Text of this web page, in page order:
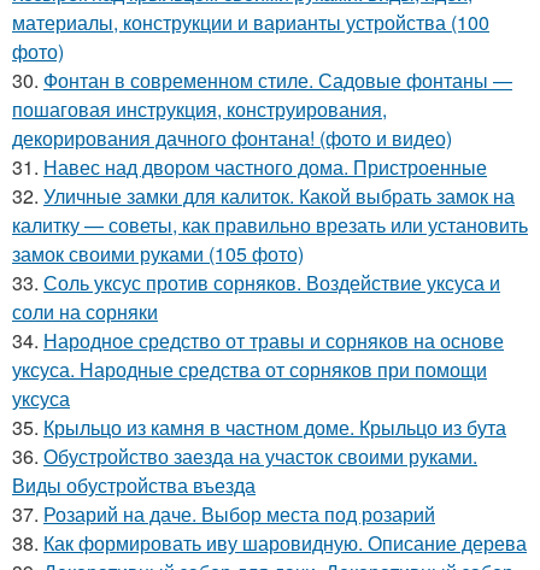
материалы, конструкции и варианты устройства (100
фото)
30. Фонтан в современном стиле. Садовые фонтаны —
пошаговая инструкция, конструирования,
декорирования дачного фонтана! (фото и видео)
31. Навес над двором частного дома. Пристроенные
32. Уличные замки для калиток. Какой выбрать замок на
калитку — советы, как правильно врезать или установить
замок своими руками (105 фото)
33. Соль уксус против сорняков. Воздействие уксуса и
соли на сорняки
34. Народное средство от травы и сорняков на основе
уксуса. Народные средства от сорняков при помощи
уксуса
35. Крыльцо из камня в частном доме. Крыльцо из бута
36. Обустройство заезда на участок своими руками.
Виды обустройства въезда
37. Розарий на даче. Выбор места под розарий
38. Как формировать иву шаровидную. Описание дерева